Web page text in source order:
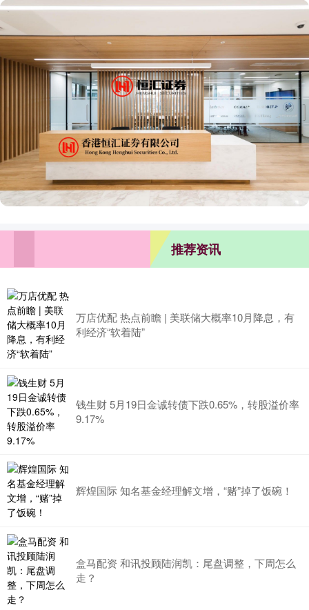
推荐资讯
万店优配 热点前瞻 | 美联储大概率10月降息，有
利经济“软着陆”
钱生财 5月19日金诚转债下跌0.65%，转股溢价率
9.17%
辉煌国际 知名基金经理解文增，“赌”掉了饭碗！
盒马配资 和讯投顾陆润凯：尾盘调整，下周怎么
走？